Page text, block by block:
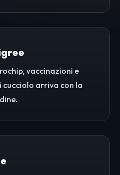
vaccinazioni e
arriva con la